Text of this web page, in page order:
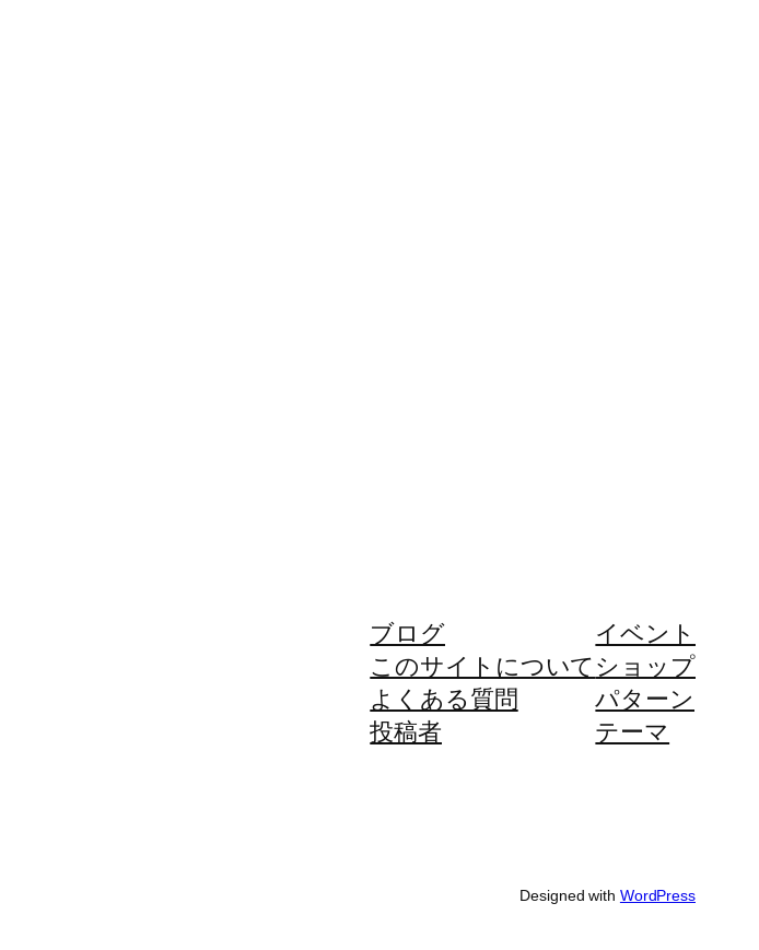
ブログ
このサイトについて
よくある質問
投稿者
イベント
ショップ
パターン
テーマ
Designed with WordPress